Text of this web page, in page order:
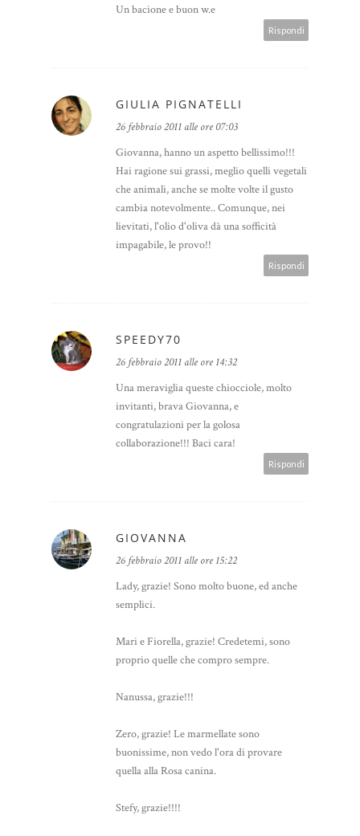
Un bacione e buon w.e
Rispondi
GIULIA PIGNATELLI
26 febbraio 2011 alle ore 07:03
Giovanna, hanno un aspetto bellissimo!!!
Hai ragione sui grassi, meglio quelli vegetali
che animali, anche se molte volte il gusto
cambia notevolmente.. Comunque, nei
lievitati, l'olio d'oliva dà una sofficità
impagabile, le provo!!
Rispondi
SPEEDY70
26 febbraio 2011 alle ore 14:32
Una meraviglia queste chiocciole, molto
invitanti, brava Giovanna, e
congratulazioni per la golosa
collaborazione!!! Baci cara!
Rispondi
GIOVANNA
26 febbraio 2011 alle ore 15:22
Lady, grazie! Sono molto buone, ed anche
semplici.
Mari e Fiorella, grazie! Credetemi, sono
proprio quelle che compro sempre.
Nanussa, grazie!!!
Zero, grazie! Le marmellate sono
buonissime, non vedo l'ora di provare
quella alla Rosa canina.
Stefy, grazie!!!!